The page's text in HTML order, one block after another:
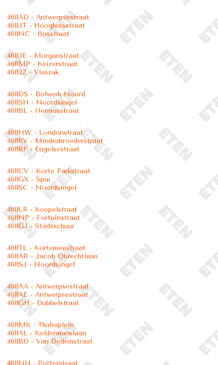
4611AD - Antwerpsestraat
4611JT - Hooghuisstraat
4611NC - Bosstraat
4611JE - Morganstraat
4611MP - Keizerstraat
4611JZ - Vlaszak
4611DS - Bolwerk-Noord
4611SH - Noordsingel
4611BL - Hermusstraat
4611HW - Londonstraat
4611RV - Minderbroederstraat
4611RP - Engelsestraat
4611CV - Korte Parkstraat
4611GX - Spui
4611SC - Noordsingel
4611LR - Koepelstraat
4611NP - Fortuinstraat
4611GJ - Stadsschuur
4611TL - Kortemeestraat
4611AR - Jacob Obrechtlaan
4611SJ - Noordsingel
4611AA - Antwerpsestraat
4611AE - Antwerpsestraat
4611GH - Dubbelstraat
4611MK - Thaliaplein
4611AL - Keldermanslaan
4611BD - Van Dedemstraat
4611NH - Potterstraat